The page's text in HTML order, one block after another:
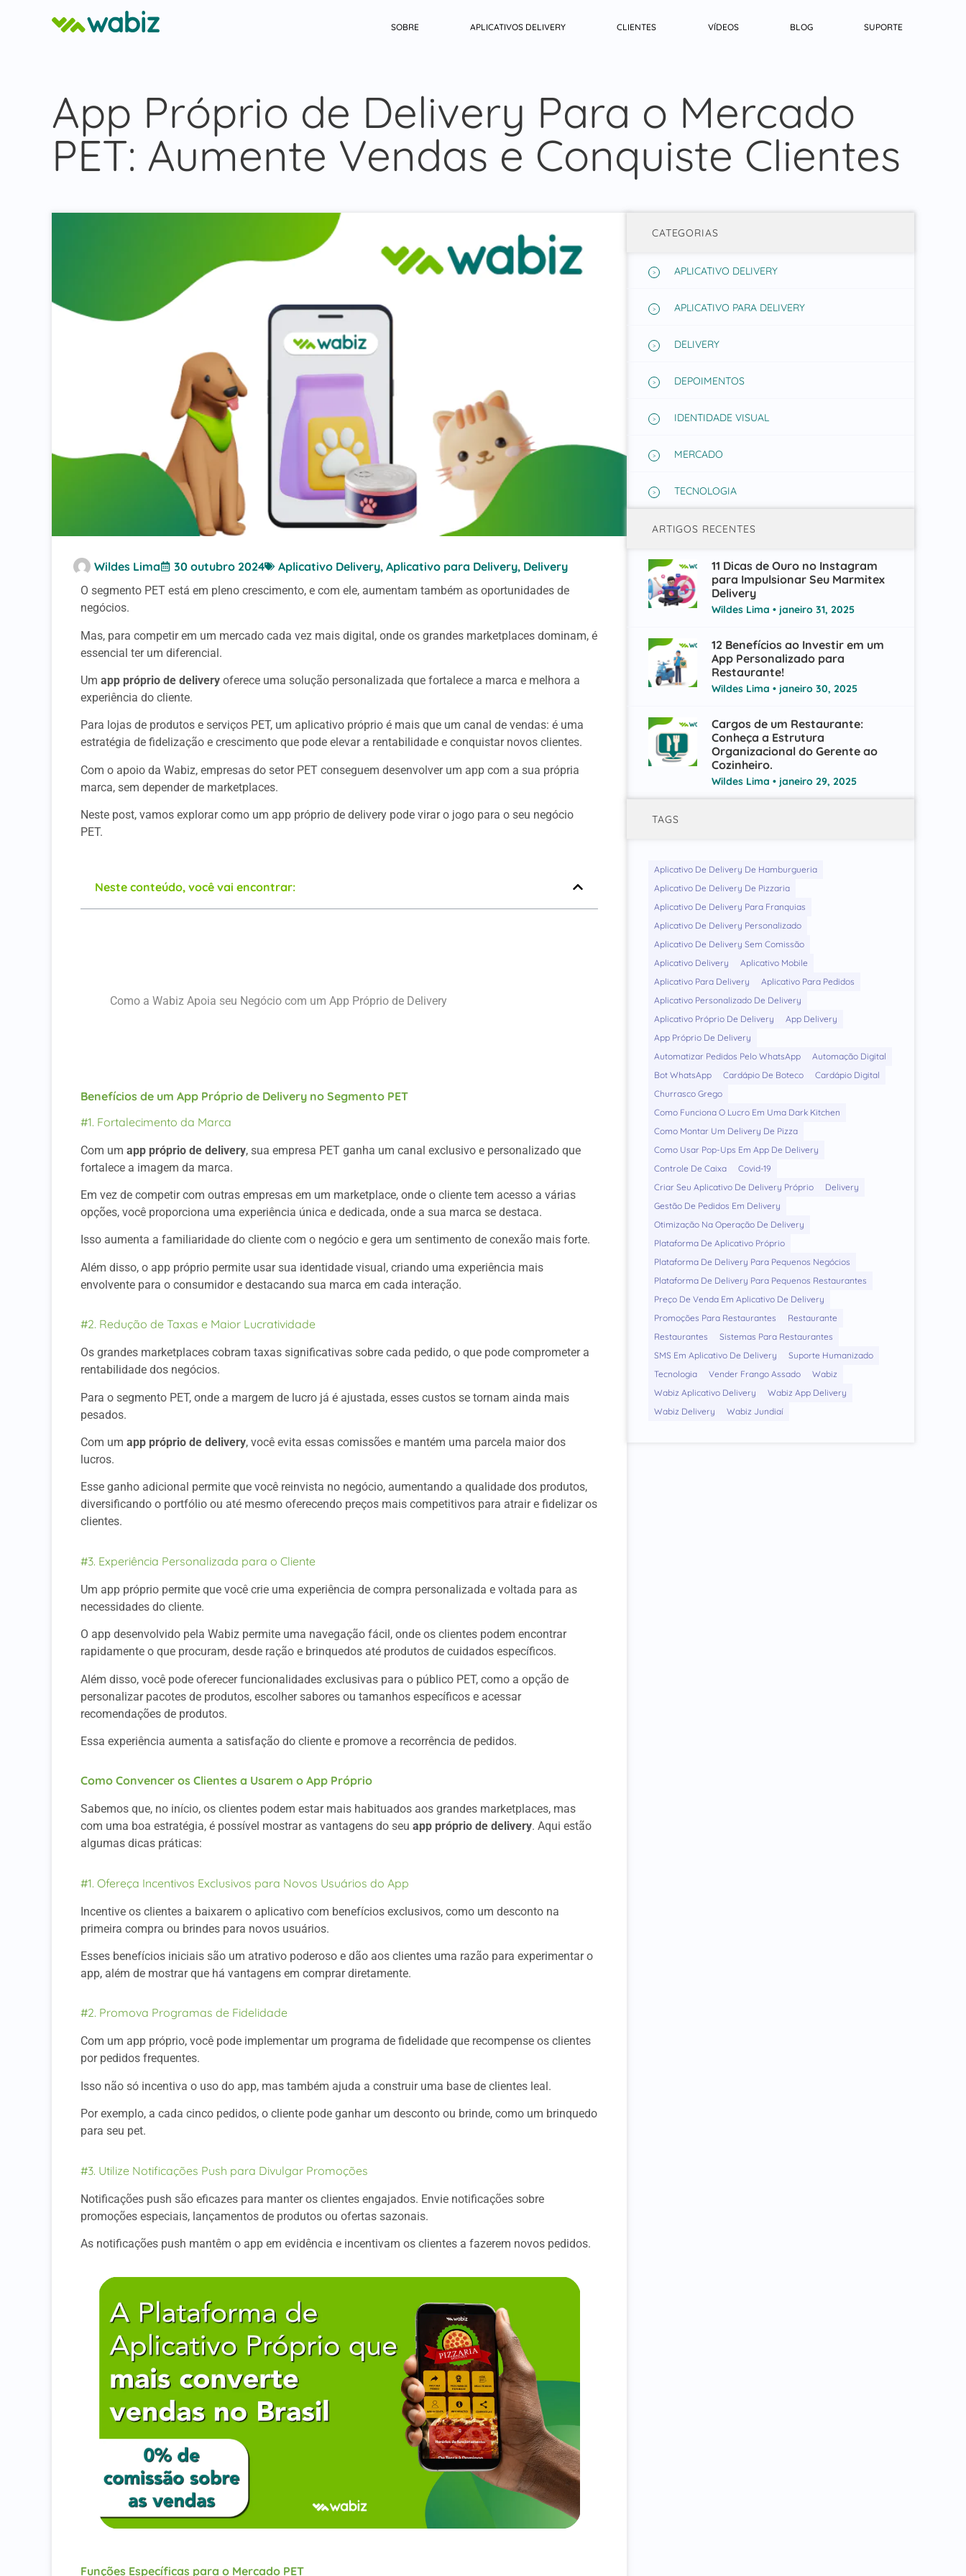
SOBRE APLICATIVOS DELIVERY CLIENTES VÍDEOS BLOG SUPORTE
App Próprio de Delivery Para o Mercado
PET: Aumente Vendas e Conquiste Clientes
Wildes Lima 30 outubro 2024 Aplicativo Delivery, Aplicativo para Delivery, Delivery
O segmento PET está em pleno crescimento, e com ele, aumentam também as oportunidades de
negócios.
Mas, para competir em um mercado cada vez mais digital, onde os grandes marketplaces dominam, é
essencial ter um diferencial.
Um app próprio de delivery oferece uma solução personalizada que fortalece a marca e melhora a
experiência do cliente.
Para lojas de produtos e serviços PET, um aplicativo próprio é mais que um canal de vendas: é uma
estratégia de fidelização e crescimento que pode elevar a rentabilidade e conquistar novos clientes.
Com o apoio da Wabiz, empresas do setor PET conseguem desenvolver um app com a sua própria
marca, sem depender de marketplaces.
Neste post, vamos explorar como um app próprio de delivery pode virar o jogo para o seu negócio
PET.
Neste conteúdo, você vai encontrar:
Como a Wabiz Apoia seu Negócio com um App Próprio de Delivery
Benefícios de um App Próprio de Delivery no Segmento PET
#1. Fortalecimento da Marca
Com um app próprio de delivery, sua empresa PET ganha um canal exclusivo e personalizado que
fortalece a imagem da marca.
Em vez de competir com outras empresas em um marketplace, onde o cliente tem acesso a várias
opções, você proporciona uma experiência única e dedicada, onde a sua marca se destaca.
Isso aumenta a familiaridade do cliente com o negócio e gera um sentimento de conexão mais forte.
Além disso, o app próprio permite usar sua identidade visual, criando uma experiência mais
envolvente para o consumidor e destacando sua marca em cada interação.
#2. Redução de Taxas e Maior Lucratividade
Os grandes marketplaces cobram taxas significativas sobre cada pedido, o que pode comprometer a
rentabilidade dos negócios.
Para o segmento PET, onde a margem de lucro já é ajustada, esses custos se tornam ainda mais
pesados.
Com um app próprio de delivery, você evita essas comissões e mantém uma parcela maior dos
lucros.
Esse ganho adicional permite que você reinvista no negócio, aumentando a qualidade dos produtos,
diversificando o portfólio ou até mesmo oferecendo preços mais competitivos para atrair e fidelizar os
clientes.
#3. Experiência Personalizada para o Cliente
Um app próprio permite que você crie uma experiência de compra personalizada e voltada para as
necessidades do cliente.
O app desenvolvido pela Wabiz permite uma navegação fácil, onde os clientes podem encontrar
rapidamente o que procuram, desde ração e brinquedos até produtos de cuidados específicos.
Além disso, você pode oferecer funcionalidades exclusivas para o público PET, como a opção de
personalizar pacotes de produtos, escolher sabores ou tamanhos específicos e acessar
recomendações de produtos.
Essa experiência aumenta a satisfação do cliente e promove a recorrência de pedidos.
Como Convencer os Clientes a Usarem o App Próprio
Sabemos que, no início, os clientes podem estar mais habituados aos grandes marketplaces, mas
com uma boa estratégia, é possível mostrar as vantagens do seu app próprio de delivery. Aqui estão
algumas dicas práticas:
#1. Ofereça Incentivos Exclusivos para Novos Usuários do App
Incentive os clientes a baixarem o aplicativo com benefícios exclusivos, como um desconto na
primeira compra ou brindes para novos usuários.
Esses benefícios iniciais são um atrativo poderoso e dão aos clientes uma razão para experimentar o
app, além de mostrar que há vantagens em comprar diretamente.
#2. Promova Programas de Fidelidade
Com um app próprio, você pode implementar um programa de fidelidade que recompense os clientes
por pedidos frequentes.
Isso não só incentiva o uso do app, mas também ajuda a construir uma base de clientes leal.
Por exemplo, a cada cinco pedidos, o cliente pode ganhar um desconto ou brinde, como um brinquedo
para seu pet.
#3. Utilize Notificações Push para Divulgar Promoções
Notificações push são eficazes para manter os clientes engajados. Envie notificações sobre
promoções especiais, lançamentos de produtos ou ofertas sazonais.
As notificações push mantêm o app em evidência e incentivam os clientes a fazerem novos pedidos.
Funções Específicas para o Mercado PET
CATEGORIAS
APLICATIVO DELIVERY
APLICATIVO PARA DELIVERY
DELIVERY
DEPOIMENTOS
IDENTIDADE VISUAL
MERCADO
TECNOLOGIA
ARTIGOS RECENTES
11 Dicas de Ouro no Instagram
para Impulsionar Seu Marmitex
Delivery
Wildes Lima janeiro 31, 2025
12 Benefícios ao Investir em um
App Personalizado para
Restaurante!
Wildes Lima janeiro 30, 2025
Cargos de um Restaurante:
Conheça a Estrutura
Organizacional do Gerente ao
Cozinheiro.
Wildes Lima janeiro 29, 2025
TAGS
Aplicativo De Delivery De Hamburgueria
Aplicativo De Delivery De Pizzaria
Aplicativo De Delivery Para Franquias
Aplicativo De Delivery Personalizado
Aplicativo De Delivery Sem Comissão
Aplicativo Delivery
Aplicativo Mobile
Aplicativo Para Delivery
Aplicativo Para Pedidos
Aplicativo Personalizado De Delivery
Aplicativo Próprio De Delivery
App Delivery
App Próprio De Delivery
Automatizar Pedidos Pelo WhatsApp
Automação Digital
Bot WhatsApp
Cardápio De Boteco
Cardápio Digital
Churrasco Grego
Como Funciona O Lucro Em Uma Dark Kitchen
Como Montar Um Delivery De Pizza
Como Usar Pop-Ups Em App De Delivery
Controle De Caixa
Covid-19
Criar Seu Aplicativo De Delivery Próprio
Delivery
Gestão De Pedidos Em Delivery
Otimização Na Operação De Delivery
Plataforma De Aplicativo Próprio
Plataforma De Delivery Para Pequenos Negócios
Plataforma De Delivery Para Pequenos Restaurantes
Preço De Venda Em Aplicativo De Delivery
Promoções Para Restaurantes
Restaurante
Restaurantes
Sistemas Para Restaurantes
SMS Em Aplicativo De Delivery
Suporte Humanizado
Tecnologia
Vender Frango Assado
Wabiz
Wabiz Aplicativo Delivery
Wabiz App Delivery
Wabiz Delivery
Wabiz Jundiaí